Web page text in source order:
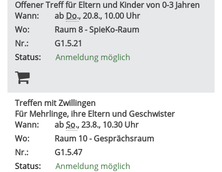
Offener Treff für Eltern und Kinder von 0-3 Jahren
Wann:
ab Do., 20.8., 10.00 Uhr
Wo:
Raum 8 - SpieKo-Raum
Nr.:
G1.5.21
Status:
Anmeldung möglich
Treffen mit Zwillingen
Für Mehrlinge, ihre Eltern und Geschwister
Wann:
abSo., 23.8., 10.30 Uhr
Wo:
Raum 10 - Gesprächsraum
Nr.:
G1.5.47
Status:
Anmeldung möglich